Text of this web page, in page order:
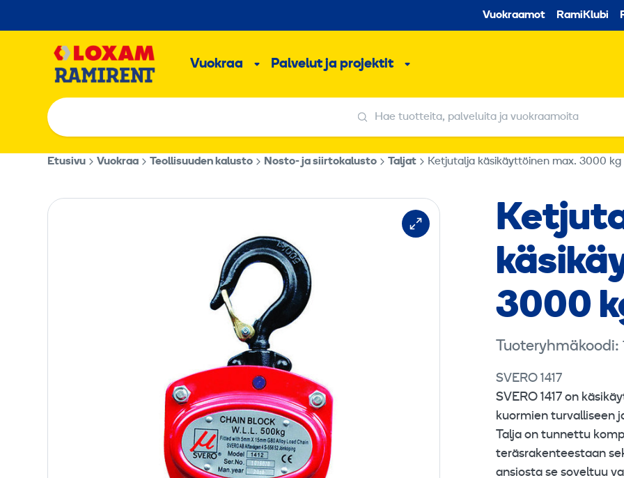
sisältöön
Vuokraamot RamiKlubi
Vuokraa Alavalikko
Palvelut ja projektit Alavalikko
Hae tuotteita, palveluita ja vuokraamoita
Hae tuotteita, palveluita ja vuokraamoita
Etusivu Vuokraa Teollisuuden kalusto Nosto- ja siirtokalusto Taljat Ketjutalja käsikäyttöinen max. 3000 kg
3000
Tuoteryhmäkoodi:
SVERO 1417
SVERO 1417 on
kuormien turvalliseen
Talja on tunnettu
teräsrakenteestaan
ansiosta se soveltuu